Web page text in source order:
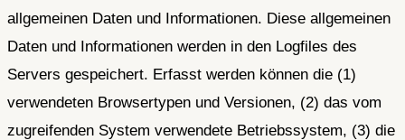
allgemeinen Daten und Informationen. Diese allgemeinen
Daten und Informationen werden in den Logfiles des
Servers gespeichert. Erfasst werden können die (1)
verwendeten Browsertypen und Versionen, (2) das vom
zugreifenden System verwendete Betriebssystem, (3) die